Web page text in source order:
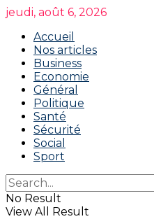
jeudi, août 6, 2026
Accueil
Nos articles
Business
Economie
Général
Politique
Santé
Sécurité
Social
Sport
No Result
View All Result